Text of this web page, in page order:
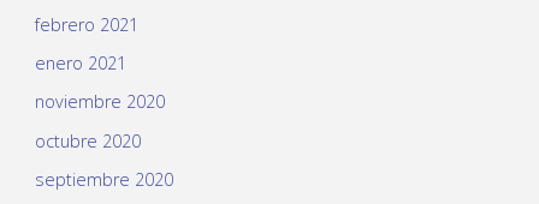
febrero 2021
enero 2021
noviembre 2020
octubre 2020
septiembre 2020